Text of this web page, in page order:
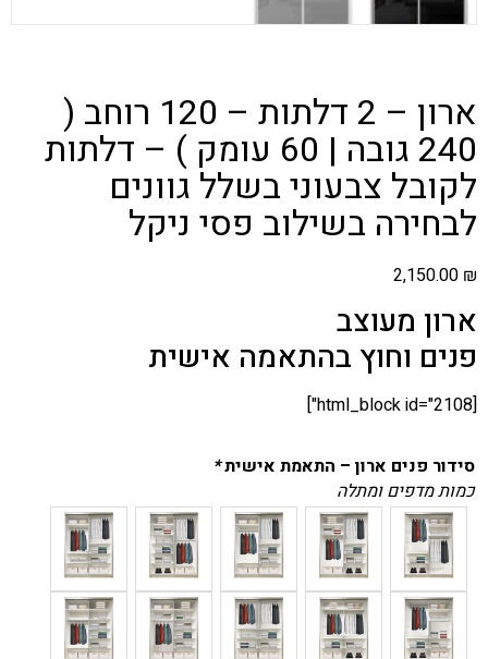
ארון – 2 דלתות – 120 רוחב (
240 גובה | 60 עומק ) – דלתות
לקובל צבעוני בשלל גוונים
לבחירה בשילוב פסי ניקל
2,150.00 ₪
ארון מעוצב
פנים וחוץ בהתאמה אישית
[html_block id="2108"]
סידור פנים ארון – התאמת אישית*
כמות מדפים ומתלה